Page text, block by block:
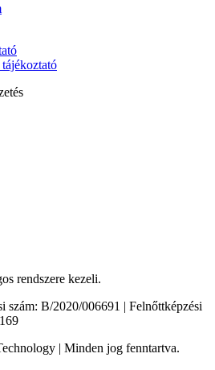
rendszere kezeli.
szám: B/2020/006691 | Felnőttképzési
| Minden jog fenntartva.